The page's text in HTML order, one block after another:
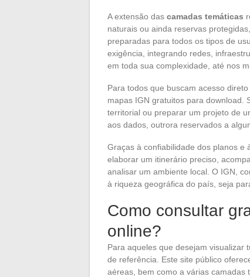
A extensão das camadas temáticas
naturais ou ainda reservas
preparadas para todos os tipos de
exigência, integrando redes,
em toda sua complexidade, até nos
Para todos que buscam acesso
mapas IGN gratuitos para download.
territorial ou preparar um projeto de
aos dados, outrora reservados a
Graças à confiabilidade dos planos e
elaborar um itinerário preciso,
analisar um ambiente local. O IGN,
à riqueza geográfica do país, seja
Como consultar
online?
Para aqueles que desejam visualizar
de referência. Este site público
aéreas, bem como a várias camadas